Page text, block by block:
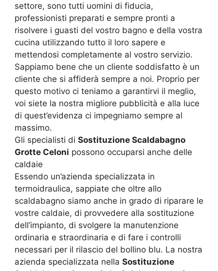
settore, sono tutti uomini di fiducia,
professionisti preparati e sempre pronti a
risolvere i guasti del vostro bagno e della vostra
cucina utilizzando tutto il loro sapere e
mettendosi completamente al vostro servizio.
Sappiamo bene che un cliente soddisfatto è un
cliente che si affiderà sempre a noi. Proprio per
questo motivo ci teniamo a garantirvi il meglio,
voi siete la nostra migliore pubblicità e alla luce
di quest’evidenza ci impegniamo sempre al
massimo.
Gli specialisti di Sostituzione Scaldabagno
Grotte Celoni possono occuparsi anche delle
caldaie
Essendo un’azienda specializzata in
termoidraulica, sappiate che oltre allo
scaldabagno siamo anche in grado di riparare le
vostre caldaie, di provvedere alla sostituzione
dell’impianto, di svolgere la manutenzione
ordinaria e straordinaria e di fare i controlli
necessari per il rilascio del bollino blu. La nostra
azienda specializzata nella Sostituzione